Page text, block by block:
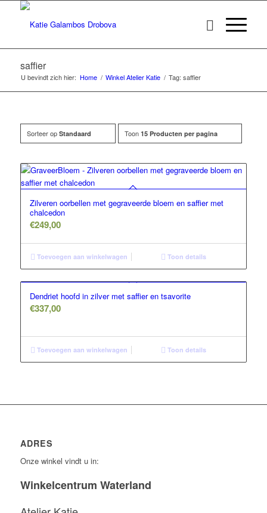
saffier
U bevindt zich hier: Home / Winkel Atelier Katie / Tag: saffier
Sorteer op Standaard Toon 15 Producten per pagina
Zilveren oorbellen met gegraveerde bloem en saffier met
chalcedon
€249,00
Toevoegen aan winkelwagen Toon details
Dendriet hoofd in zilver met saffier en tsavorite
€337,00
Toevoegen aan winkelwagen Toon details
ADRES
Onze winkel vindt u in:
Winkelcentrum Waterland